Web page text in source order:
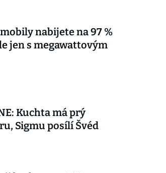
nabijete na 97 %
jen s megawattovým
Kuchta má prý
Sigmu posílí Švéd